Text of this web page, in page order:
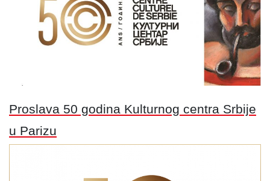
Proslava 50 godina Kulturnog centra Srbije
u Parizu